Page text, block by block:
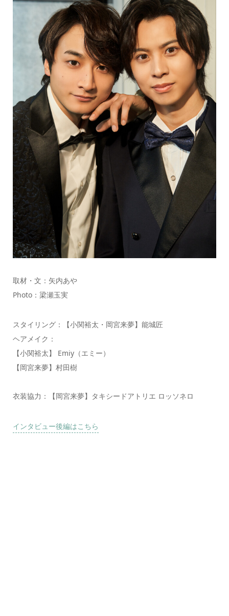
取材・文：矢内あや
Photo：梁瀬玉実
スタイリング：【小関裕太・岡宮来夢】能城匠
ヘアメイク：
【小関裕太】 Emiy（エミー）
【岡宮来夢】村田樹
衣装協力：【岡宮来夢】タキシードアトリエ ロッソネロ
インタビュー後編はこちら